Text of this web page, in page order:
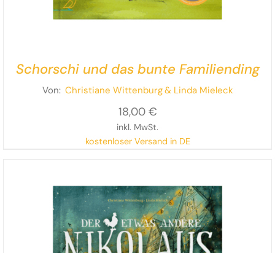
Schorschi und das bunte Familiending
Von: Christiane Wittenburg& Linda Mieleck
18,00 €
inkl. MwSt.
kostenloser Versand in DE